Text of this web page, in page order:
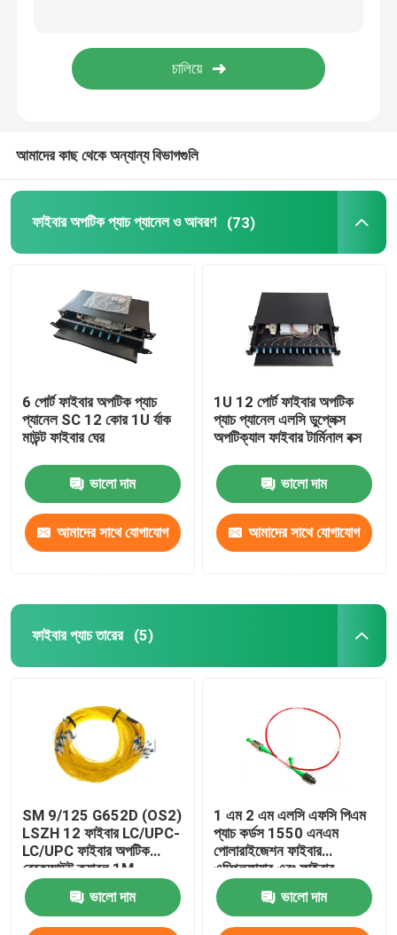
সার্ভার র্যাক ক্যাবিনেট
আমাদের কাছ থেকে অন্যান্য বিভাগগুলি
ফাইবার অপটিক প্যাচ প্যানেল ও আবরণ (73)
6 পোর্ট ফাইবার অপটিক প্যাচ
প্যানেল SC 12 কোর 1U র্যাক
মাউন্ট ফাইবার ঘের
ভালো দাম
আমাদের সাথে যোগাযোগ
1U 12 পোর্ট ফাইবার অপটিক
প্যাচ প্যানেল এলসি ডুপ্লেক্স
অপটিক্যাল ফাইবার টার্মিনাল বক্স
ভালো দাম
আমাদের সাথে যোগাযোগ
ফাইবার প্যাচ তারের (5)
SM 9/125 G652D (OS2)
LSZH 12 ফাইবার LC/UPC-
LC/UPC ফাইবার অপটিক
ব্রেকআউট ক্যাবল 1M
ভালো দাম
1 এম 2 এম এলসি এফসি পিএম
প্যাচ কর্ডস 1550 এনএম
পোলারাইজেশন ফাইবার
এম্প্লিফায়ার এবং ফাইবার
লেজারের জন্য পিএমএফ প্যাচ কর্ড
বজায় রাখা
ভালো দাম